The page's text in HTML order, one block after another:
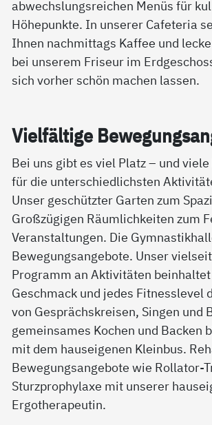
abwechslungsreichen Menüs für
Höhepunkte. In unserer Cafeteria
Ihnen nachmittags Kaffee und
bei unserem Friseur im
sich vorher schön machen lassen.
Viel­fäl­ti­ge
Bei uns gibt es viel Platz – und
für die unterschiedlichsten
Unser geschützter Garten zum
Großzügigen Räumlichkeiten zum
Veranstaltungen. Die
Bewegungsangebote. Unser
Programm an Aktivitäten
Geschmack und jedes Fitnesslevel
von Gesprächskreisen, Singen und
gemeinsames Kochen und Backen
mit dem hauseigenen Kleinbus.
Bewegungsangebote wie Rollator-
Sturzprophylaxe mit unserer
Ergotherapeutin.